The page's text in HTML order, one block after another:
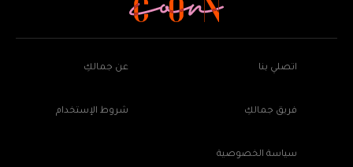
اتصلي بنا عن جمالكِ
فريق جمالكِ شروط الإستخدام
سياسة الخصوصية